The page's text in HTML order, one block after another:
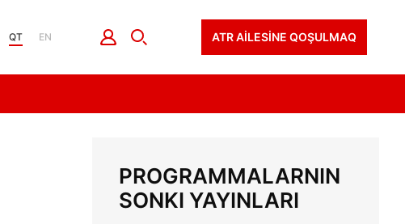
QT EN ATR AİLESİNE QOŞULMAQ
PROGRAMMALARNIN
SONKI YAYINLARI